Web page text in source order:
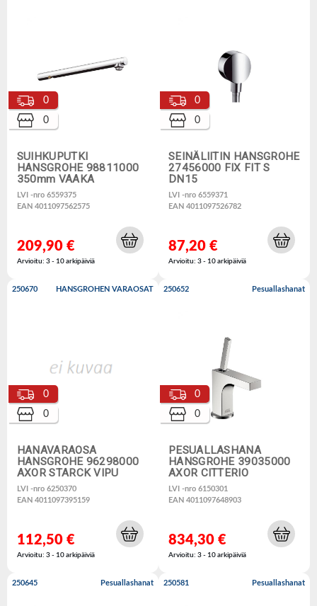
SUIHKUPUTKI
HANSGROHE 98811000
350mm VAAKA
LVI -nro 6559375
EAN 4011097562575
0
0
209,90 €
Arvioitu: 3 - 10 arkipäiviä
SEINÄLIITIN HANSGROHE
27456000 FIX FIT S
DN15
LVI -nro 6559371
EAN 4011097526782
0
0
87,20 €
Arvioitu: 3 - 10 arkipäiviä
250670 HANSGROHEN VARAOSAT
HANAVARAOSA
HANSGROHE 96298000
AXOR STARCK VIPU
LVI -nro 6250370
EAN 4011097395159
0
0
112,50 €
Arvioitu: 3 - 10 arkipäiviä
250652 Pesuallashanat
PESUALLASHANA
HANSGROHE 39035000
AXOR CITTERIO
LVI -nro 6150301
EAN 4011097648903
0
0
834,30 €
Arvioitu: 3 - 10 arkipäiviä
250645 Pesuallashanat 250581 Pesuallashanat